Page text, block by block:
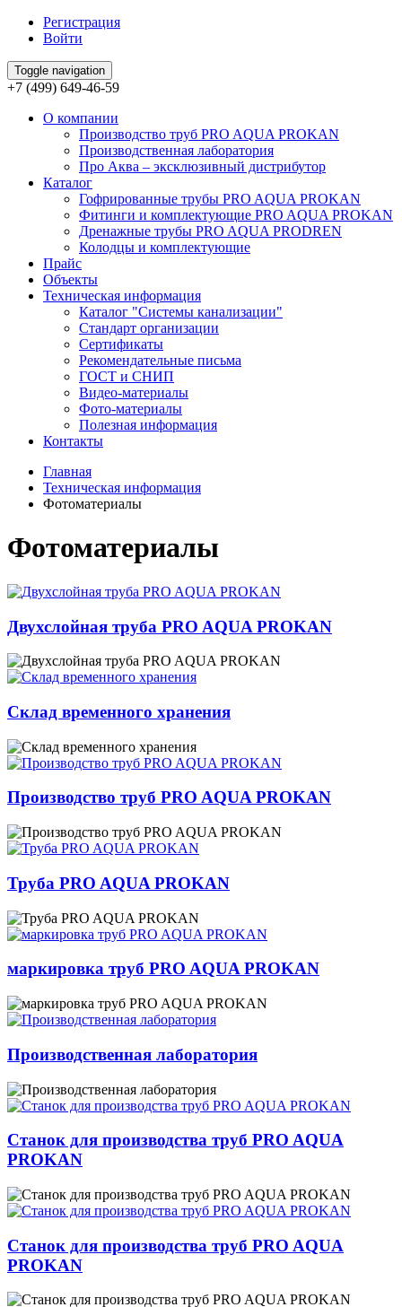
Регистрация
Войти
Toggle navigation
+7 (499) 649-46-59
О компании
Производство труб PRO AQUA PROKAN
Производственная лаборатория
Про Аква – эксклюзивный дистрибутор
Каталог
Гофрированные трубы PRO AQUA PROKAN
Фитинги и комплектующие PRO AQUA PROKAN
Дренажные трубы PRO AQUA PRODREN
Колодцы и комплектующие
Прайс
Объекты
Техническая информация
Каталог "Системы канализации"
Стандарт организации
Сертификаты
Рекомендательные письма
ГОСТ и СНИП
Видео-материалы
Фото-материалы
Полезная информация
Контакты
Главная
Техническая информация
Фотоматериалы
Фотоматериалы
Двухслойная труба PRO AQUA PROKAN
Склад временного хранения
Производство труб PRO AQUA PROKAN
Труба PRO AQUA PROKAN
маркировка труб PRO AQUA PROKAN
Производственная лаборатория
Станок для производства труб PRO AQUA
PROKAN
Станок для производства труб PRO AQUA
PROKAN